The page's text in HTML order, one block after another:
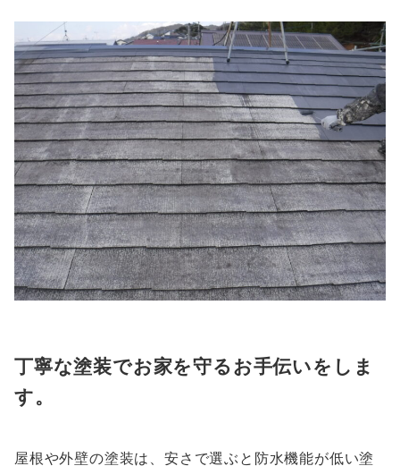
丁寧な塗装でお家を守るお手伝いをしま
す。
屋根や外壁の塗装は、安さで選ぶと防水機能が低い塗